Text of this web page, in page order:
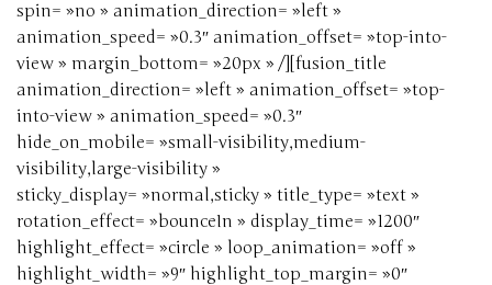
spin= »no » animation_direction= »left »
animation_speed= »0.3″ animation_offset= »top-into-
view » margin_bottom= »20px » /][fusion_title
animation_direction= »left » animation_offset= »top-
into-view » animation_speed= »0.3″
hide_on_mobile= »small-visibility,medium-
visibility,large-visibility »
sticky_display= »normal,sticky » title_type= »text »
rotation_effect= »bounceIn » display_time= »1200″
highlight_effect= »circle » loop_animation= »off »
highlight_width= »9″ highlight_top_margin= »0″